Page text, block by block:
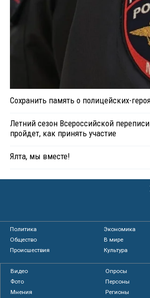
Сохранить память о полицейских-
Летний сезон Всероссийской
пройдет, как принять участие
Ялта, мы вместе!
Политика
Экономика
Общество
В мире
Происшествия
Культура
Видео
Опросы
Фото
Персоны
Мнения
Регионы